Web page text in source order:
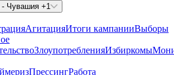
- Чувашия +1
АгитацияИтоги кампанииВыборы
ЗлоупотребленияИзбиркомы
ПрессингРабота